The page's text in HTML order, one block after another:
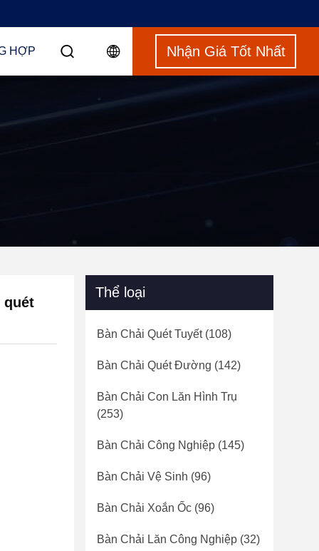
HỢP Nhận Giá Tốt Nhất
quét
Thể loại
Bàn Chải Quét Tuyết(108)
Bàn Chải Quét Đường (142)
Bàn Chải Con Lăn Hình Trụ
(253)
Bàn Chải Công Nghiệp (145)
Bàn Chải Vệ Sinh (96)
Bàn Chải Xoắn Ốc (96)
Bàn Chải Lăn Công Nghiệp (32)